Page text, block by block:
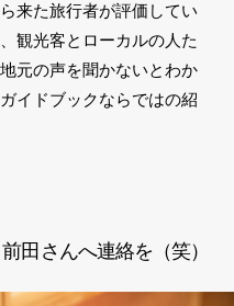
来た旅行者が評価してい
観光客とローカルの人た
元の声を聞かないとわか
イドブックならではの紹
田さんへ連絡を（笑）